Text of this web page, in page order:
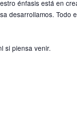
énfasis está en
desarrollamos. Todo
si piensa venir.